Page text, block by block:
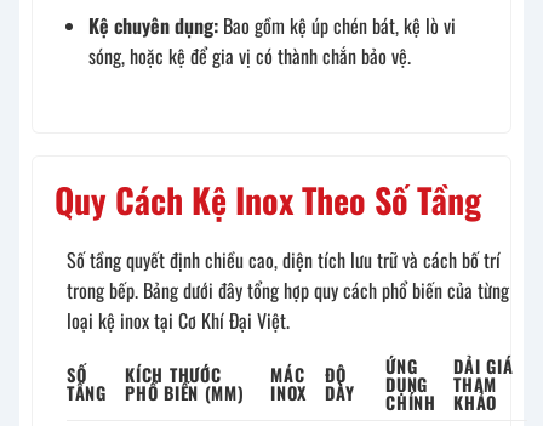
Kệ chuyên dụng: Bao gồm kệ úp chén bát, kệ lò vi
sóng, hoặc kệ để gia vị có thành chắn bảo vệ.
Quy Cách Kệ Inox Theo Số Tầng
Số tầng quyết định chiều cao, diện tích lưu trữ và cách bố trí
trong bếp. Bảng dưới đây tổng hợp quy cách phổ biến của từng
loại kệ inox tại Cơ Khí Đại Việt.
SỐ
TẦNG
KÍCH THƯỚC
PHỔ BIẾN (MM)
MÁC
INOX
ĐỘ
DÀY
ỨNG
DỤNG
CHÍNH
DẢI GIÁ
THAM
KHẢO